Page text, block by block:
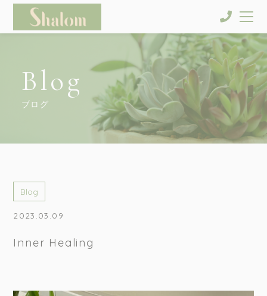
Blog
ブログ
Blog
2023.03.09
Inner Healing